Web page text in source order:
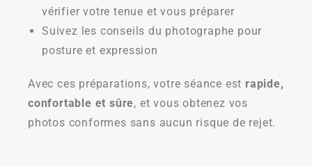
vérifier votre tenue et vous préparer
Suivez les conseils du photographe pour
posture et expression
Avec ces préparations, votre séance est rapide,
confortable et sûre, et vous obtenez vos
photos conformes sans aucun risque de rejet.